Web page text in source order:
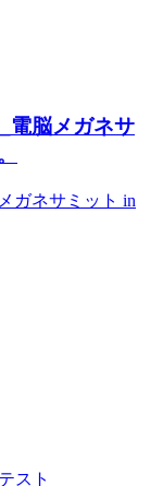
電脳メガネサ
ガネサミット in
スト